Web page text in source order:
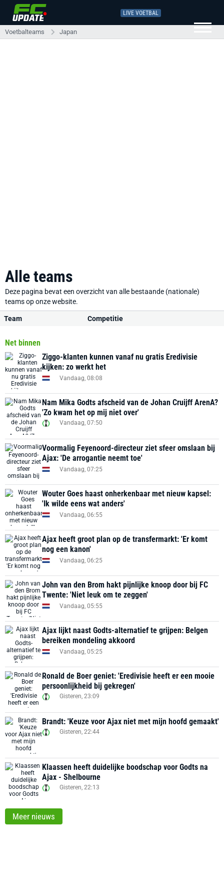
LIVE VOETBAL
Voetbalteams Japan
Alle teams
Deze pagina bevat een overzicht van alle bestaande (nationale)
teams op onze website.
Team Competitie
Net binnen
Ziggo-klanten kunnen vanaf nu gratis Eredivisie
kijken: zo werkt het
Vandaag, 08:08
Nam Mika Godts afscheid van de Johan Cruijff ArenA?
'Zo kwam het op mij niet over'
Vandaag, 07:50
Voormalig Feyenoord-directeur ziet sfeer omslaan bij
Ajax: 'De arrogantie neemt toe'
Vandaag, 07:25
Wouter Goes haast onherkenbaar met nieuw kapsel:
'Ik wilde eens wat anders'
Vandaag, 06:55
Ajax heeft groot plan op de transfermarkt: 'Er komt
nog een kanon'
Vandaag, 06:25
John van den Brom hakt pijnlijke knoop door bij FC
Twente: 'Niet leuk om te zeggen'
Vandaag, 05:55
Ajax lijkt naast Godts-alternatief te grijpen: Belgen
bereiken mondeling akkoord
Vandaag, 05:25
Ronald de Boer geniet: 'Eredivisie heeft er een mooie
persoonlijkheid bij gekregen'
Gisteren, 23:09
Brandt: 'Keuze voor Ajax niet met mijn hoofd gemaakt'
Gisteren, 22:44
Klaassen heeft duidelijke boodschap voor Godts na
Ajax - Shelbourne
Gisteren, 22:13
Meer nieuws